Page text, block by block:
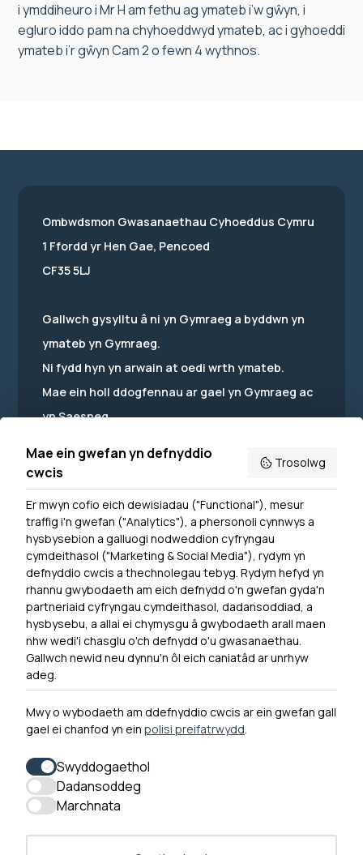
i ymddiheuro i Mr H am fethu ag ymateb i’w gŵyn, i
egluro iddo pam na chyhoeddwyd ymateb, ac i gyhoeddi
ymateb i’r gŵyn Cam 2 o fewn 4 wythnos.
Dewislen Troedyn
Newyddion
Ymuno â ni
Hygyrchedd
Hysbysiad Preifatrwydd
Cysylltu â ni
0300 790 0203 Mae ein llinell ffôn ar agor rhwng 10yb-
4yp Dydd Llun - Dydd Gwener
Ombwdsmon Gwasanaethau Cyhoeddus Cymru
1 Ffordd yr Hen Gae, Pencoed
CF35 5LJ
Gallwch gysylltu â ni yn Gymraeg a byddwn yn
ymateb yn Gymraeg.
Ni fydd hyn yn arwain at oedi wrth ymateb.
Mae ein holl ddogfennau ar gael yn Gymraeg ac
yn Saesneg.
Powered by Translate
Mae ein gwefan yn defnyddio
cwcis
Trosolwg
Er mwyn cofio eich dewisiadau ("Functional"), mesur
traffig i'n gwefan ("Analytics"), a phersonoli cynnwys a
hysbysebion a galluogi nodweddion cyfryngau
cymdeithasol ("Marketing & Social Media"), rydym yn
defnyddio cwcis a thechnolegau tebyg. Rydym hefyd yn
rhannu gwybodaeth am eich defnydd o'n gwefan gyda'n
partneriaid cyfryngau cymdeithasol, dadansoddiad, a
hysbysebu, a allai ei chymysgu â gwybodaeth arall maen
nhw wedi'i chasglu o'ch defnydd o'u gwasanaethau.
Gallwch newid neu dynnu'n ôl eich caniatâd ar unrhyw
adeg.
Mwy o wybodaeth am ddefnyddio cwcis ar ein gwefan gall
gael ei chanfod yn ein polisi preifatrwydd.
Swyddogaethol
Dadansoddeg
Marchnata